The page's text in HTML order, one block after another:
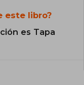
este libro?
es Tapa